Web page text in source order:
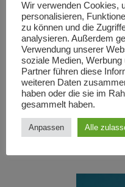
Wohnräumen
Fernsehen »heute
Portraits
Abläufe der
zeigen, dass in einer
technologischen
und nicht-
fortwährenden
instabiler Netzwerke
Dieser Band ist
Wir verwenden Cookies,
personalisieren,
zu können und die
analysieren. Außerdem
Verwendung unserer
soziale Medien,
Partner führen diese
weiteren Daten
haben oder die sie im
gesammelt haben.
Anpassen Alle